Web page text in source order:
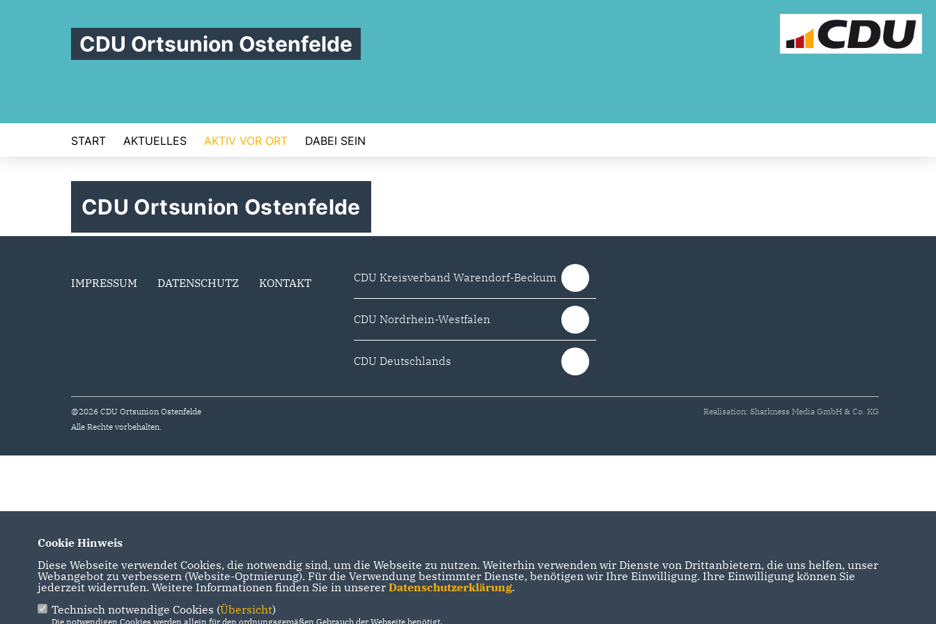
CDU Ortsunion Ostenfelde
START AKTUELLES AKTIV VOR ORT DABEI SEIN
CDU Ortsunion Ostenfelde
IMPRESSUM DATENSCHUTZ KONTAKT CDU Kreisverband Warendorf-Beckum
CDU Nordrhein-Westfalen
CDU Deutschlands
@2026 CDU Ortsunion Ostenfelde
Alle Rechte vorbehalten.
Realisation: Sharkness Media GmbH & Co. KG
Cookie Hinweis
Diese Webseite verwendet Cookies, die notwendig sind, um die Webseite zu nutzen. Weiterhin verwenden wir Dienste von Drittanbietern, die uns helfen, unser
Webangebot zu verbessern (Website-Optmierung). Für die Verwendung bestimmter Dienste, benötigen wir Ihre Einwilligung. Ihre Einwilligung können Sie
jederzeit widerrufen. Weitere Informationen finden Sie in unserer Datenschutzerklärung.
Technisch notwendige Cookies (Übersicht)
Die notwendigen Cookies werden allein für den ordnungsgemäßen Gebrauch der Webseite benötigt.